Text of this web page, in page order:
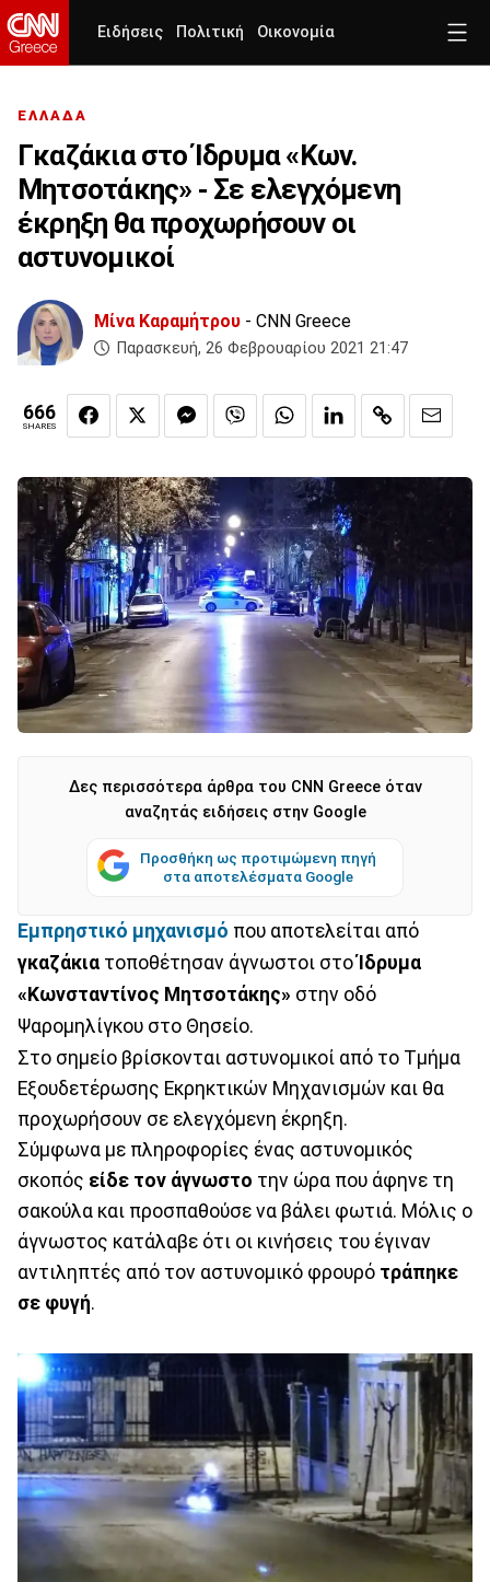
Ειδήσεις Πολιτική Οικονομία
ΕΛΛΑΔΑ
Γκαζάκια στο Ίδρυμα «Κων.
Μητσοτάκης» - Σε ελεγχόμενη
έκρηξη θα προχωρήσουν οι
αστυνομικοί
Μίνα Καραμήτρου - CNN Greece
Παρασκευή, 26 Φεβρουαρίου 2021 21:47
666
SHARES
Δες περισσότερα άρθρα του CNN Greece όταν
αναζητάς ειδήσεις στην Google
Προσθήκη ως προτιμώμενη πηγή
στα αποτελέσματα Google
Εμπρηστικό μηχανισμό που αποτελείται από
γκαζάκια τοποθέτησαν άγνωστοι στο Ίδρυμα
«Κωνσταντίνος Μητσοτάκης» στην οδό
Ψαρομηλίγκου στο Θησείο.
Στο σημείο βρίσκονται αστυνομικοί από το Τμήμα
Εξουδετέρωσης Εκρηκτικών Μηχανισμών και θα
προχωρήσουν σε ελεγχόμενη έκρηξη.
Σύμφωνα με πληροφορίες ένας αστυνομικός
σκοπός είδε τον άγνωστο την ώρα που άφηνε τη
σακούλα και προσπαθούσε να βάλει φωτιά. Μόλις ο
άγνωστος κατάλαβε ότι οι κινήσεις του έγιναν
αντιληπτές από τον αστυνομικό φρουρό τράπηκε
σε φυγή.